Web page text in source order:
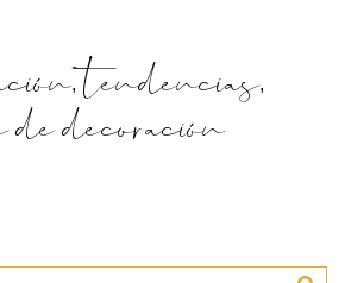
tendencias,
decoración